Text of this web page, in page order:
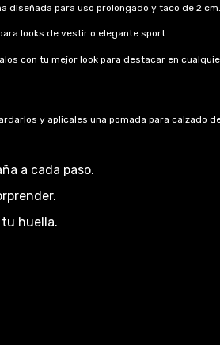
diseñada para uso prolongado y taco de 2 cm.
looks de vestir o elegante sport.
con tu mejor look para destacar en
y aplicales una pomada para calzado
a cada paso.
tu huella.